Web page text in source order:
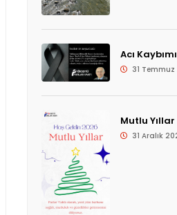
Acı
31
Mutlu Yıllar
31 Aralık